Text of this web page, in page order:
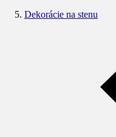
Dekorácie na stenu